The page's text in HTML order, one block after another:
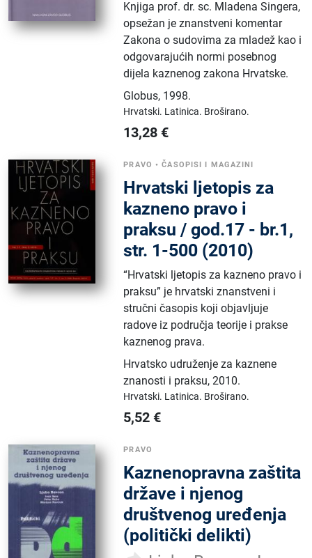
Knjiga prof. dr. sc. Mladena Singera,
opsežan je znanstveni komentar
Zakona o sudovima za mladež kao i
odgovarajućih normi posebnog
dijela kaznenog zakona Hrvatske.
Globus, 1998.
Hrvatski. Latinica. Broširano.
13,28 €
PRAVO •ČASOPISI I MAGAZINI
Hrvatski ljetopis za
kazneno pravo i
praksu / god.17 - br.1,
str. 1-500 (2010)
“Hrvatski ljetopis za kazneno pravo i
praksu” je hrvatski znanstveni i
stručni časopis koji objavljuje
radove iz područja teorije i prakse
kaznenog prava.
Hrvatsko udruženje za kaznene
znanosti i praksu,2010.
Hrvatski. Latinica. Broširano.
5,52 €
PRAVO
Kaznenopravna zaštita
države i njenog
društvenog uređenja
(politički delikti)